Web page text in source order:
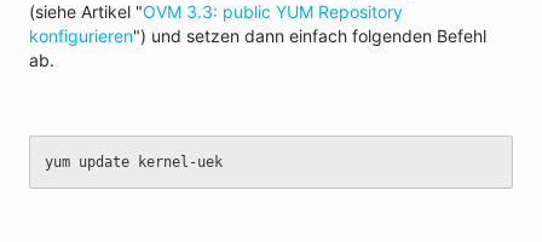
(siehe Artikel "OVM 3.3: public YUM Repository
konfigurieren") und setzen dann einfach folgenden Befehl
ab.
yum update kernel-uek